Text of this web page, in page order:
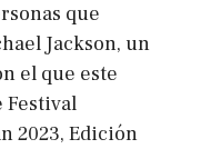
que
Jackson, un
el que este
Festival
2023, Edición